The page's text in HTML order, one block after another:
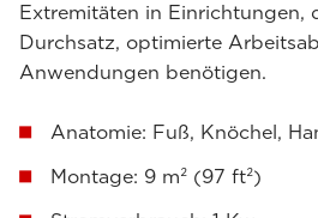
Extremitäten in Einrichtungen,
Durchsatz, optimierte
Anwendungen benötigen.
Anatomie: Fuß, Knöchel,
Montage: 9 m² (97 ft²)